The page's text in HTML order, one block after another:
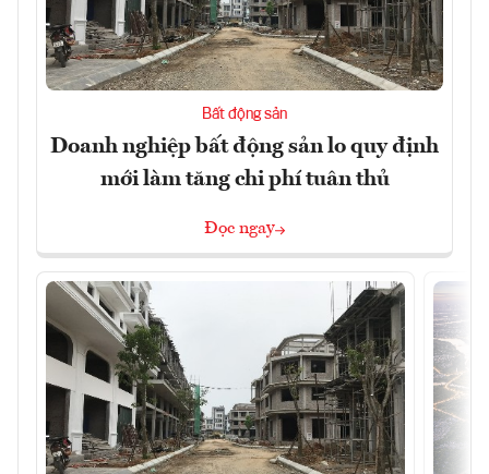
Bất động sản
Doanh nghiệp bất động sản lo quy định
mới làm tăng chi phí tuân thủ
Đọc ngay